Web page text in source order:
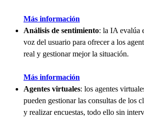
Más información
Análisis de sentimiento: la IA evalúa
voz del usuario para ofrecer a los
real y gestionar mejor la situación.
Más información
Agentes virtuales: los agentes
pueden gestionar las consultas de los
y realizar encuestas, todo ello sin